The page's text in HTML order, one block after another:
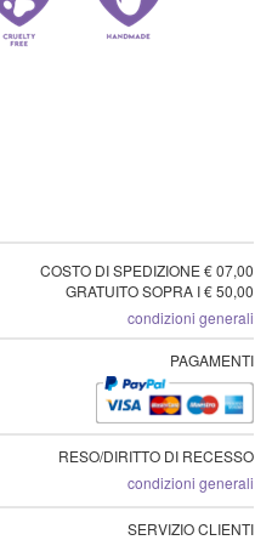
COSTO DI SPEDIZIONE € 07,00
GRATUITO SOPRA I € 50,00
condizioni generali
PAGAMENTI
RESO/DIRITTO DI RECESSO
condizioni generali
SERVIZIO CLIENTI